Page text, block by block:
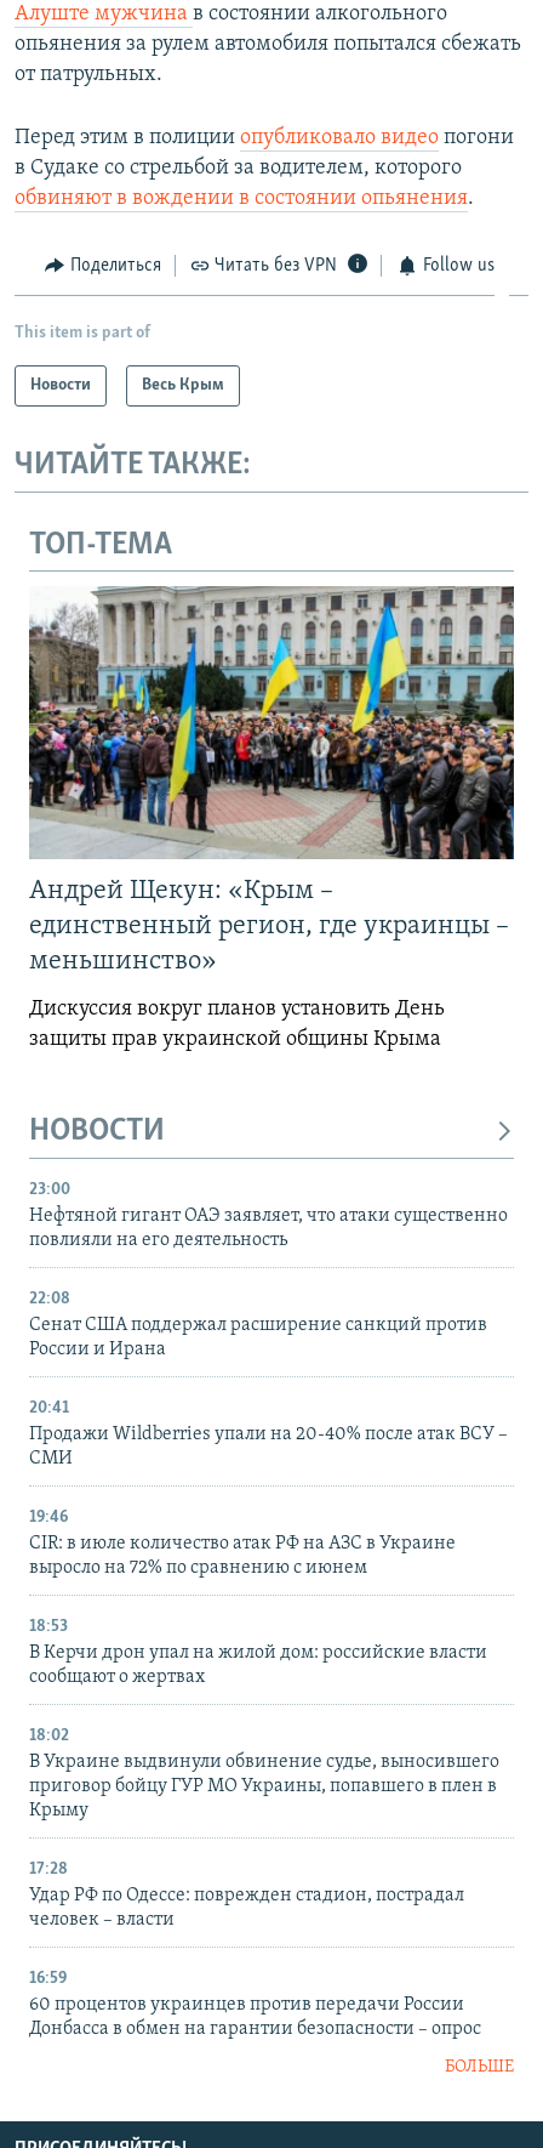
Алуште мужчина в состоянии алкогольного
опьянения за рулем автомобиля попытался сбежать
от патрульных.
Перед этим в полиции опубликовало видео погони
в Судаке со стрельбой за водителем, которого
обвиняют в вождении в состоянии опьянения.
Поделиться Читать без VPN Follow us
This item is part of
Новости Весь Крым
ЧИТАЙТЕ ТАКЖЕ:
ТОП-ТЕМА
Андрей Щекун: «Крым –
единственный регион, где украинцы –
меньшинство»
Дискуссия вокруг планов установить День
защиты прав украинской общины Крыма
НОВОСТИ
23:00
Нефтяной гигант ОАЭ заявляет, что атаки существенно
повлияли на его деятельность
22:08
Сенат США поддержал расширение санкций против
России и Ирана
20:41
Продажи Wildberries упали на 20-40% после атак ВСУ –
СМИ
19:46
CIR: в июле количество атак РФ на АЗС в Украине
выросло на 72% по сравнению с июнем
18:53
В Керчи дрон упал на жилой дом: российские власти
сообщают о жертвах
18:02
В Украине выдвинули обвинение судье, выносившего
приговор бойцу ГУР МО Украины, попавшего в плен в
Крыму
17:28
Удар РФ по Одессе: поврежден стадион, пострадал
человек – власти
16:59
60 процентов украинцев против передачи России
Донбасса в обмен на гарантии безопасности – опрос
БОЛЬШЕ